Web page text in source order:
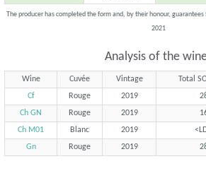
The producer has completed the form and, by their honour,
2021
Analysis of the
Wine Cuvée Vintage Total
Cf
Rouge 2019
Ch GN
Rouge 2019
Ch M01
Blanc 2019
Gn
Rouge 2019